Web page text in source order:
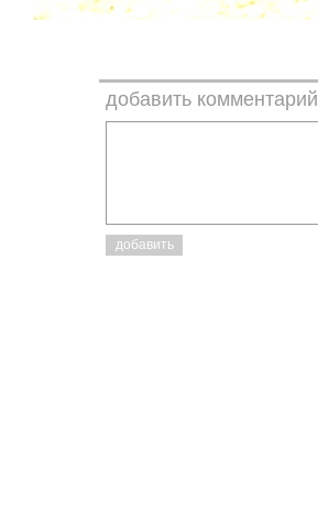
добавить комментарий
добавить